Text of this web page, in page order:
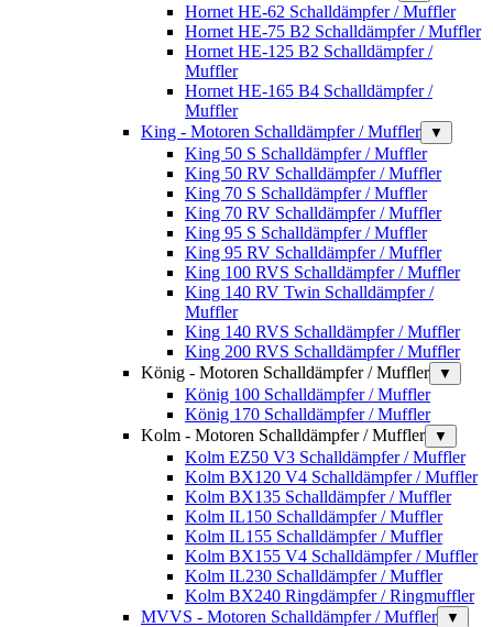
Hornet HE-62 Schalldämpfer / Muffler
Hornet HE-75 B2 Schalldämpfer / Muffler
Hornet HE-125 B2 Schalldämpfer /
Muffler
Hornet HE-165 B4 Schalldämpfer /
Muffler
King - Motoren Schalldämpfer / Muffler
▼
King 50 S Schalldämpfer / Muffler
King 50 RV Schalldämpfer / Muffler
King 70 S Schalldämpfer / Muffler
King 70 RV Schalldämpfer / Muffler
King 95 S Schalldämpfer / Muffler
King 95 RV Schalldämpfer / Muffler
King 100 RVS Schalldämpfer / Muffler
King 140 RV Twin Schalldämpfer /
Muffler
King 140 RVS Schalldämpfer / Muffler
King 200 RVS Schalldämpfer / Muffler
König - Motoren Schalldämpfer / Muffler
▼
König 100 Schalldämpfer / Muffler
König 170 Schalldämpfer / Muffler
Kolm - Motoren Schalldämpfer / Muffler
▼
Kolm EZ50 V3 Schalldämpfer / Muffler
Kolm BX120 V4 Schalldämpfer / Muffler
Kolm BX135 Schalldämpfer / Muffler
Kolm IL150 Schalldämpfer / Muffler
Kolm IL155 Schalldämpfer / Muffler
Kolm BX155 V4 Schalldämpfer / Muffler
Kolm IL230 Schalldämpfer / Muffler
Kolm BX240 Ringdämpfer / Ringmuffler
MVVS - Motoren Schalldämpfer / Muffler
▼